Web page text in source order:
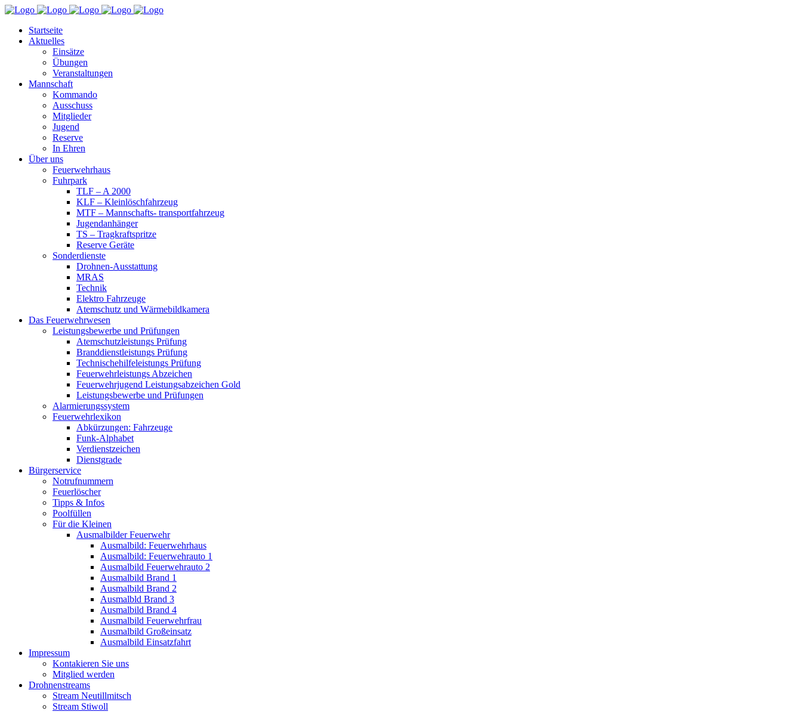
Startseite
Aktuelles
Einsätze
Übungen
Veranstaltungen
Mannschaft
Kommando
Ausschuss
Mitglieder
Jugend
Reserve
In Ehren
Über uns
Feuerwehrhaus
Fuhrpark
TLF – A 2000
KLF – Kleinlöschfahrzeug
MTF – Mannschafts- transportfahrzeug
Jugendanhänger
TS – Tragkraftspritze
Reserve Geräte
Sonderdienste
Drohnen-Ausstattung
MRAS
Technik
Elektro Fahrzeuge
Atemschutz und Wärmebildkamera
Das Feuerwehrwesen
Leistungsbewerbe und Prüfungen
Atemschutzleistungs Prüfung
Branddienstleistungs Prüfung
Technischehilfeleistungs Prüfung
Feuerwehrleistungs Abzeichen
Feuerwehrjugend Leistungsabzeichen Gold
Leistungsbewerbe und Prüfungen
Alarmierungssystem
Feuerwehrlexikon
Abkürzungen: Fahrzeuge
Funk-Alphabet
Verdienstzeichen
Dienstgrade
Bürgerservice
Notrufnummern
Feuerlöscher
Tipps & Infos
Poolfüllen
Für die Kleinen
Ausmalbilder Feuerwehr
Ausmalbild: Feuerwehrhaus
Ausmalbild: Feuerwehrauto 1
Ausmalbild Feuerwehrauto 2
Ausmalbild Brand 1
Ausmalbild Brand 2
Ausmalbld Brand 3
Ausmalbild Brand 4
Ausmalbild Feuerwehrfrau
Ausmalbild Großeinsatz
Ausmalbild Einsatzfahrt
Impressum
Kontakieren Sie uns
Mitglied werden
Drohnenstreams
Stream Neutillmitsch
Stream Stiwoll